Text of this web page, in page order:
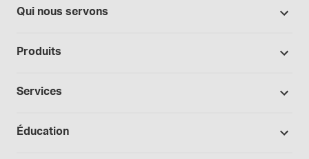
Qui nous servons
Fabrication sous contrat
Laboratoire et recherche
Produits
Bases et véhicules
Services
Éducation